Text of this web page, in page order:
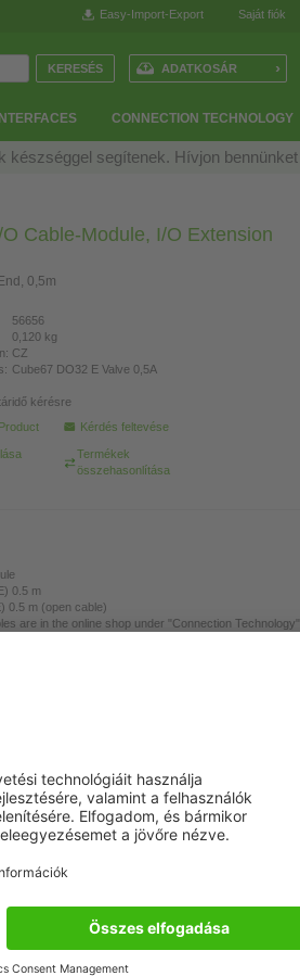
Saját fiók
Easy-Import-Export
INTERFACES CONNECTION TECHNOLOGY
ADATKOSÁR ›
készséggel segítenek. Hívjon bennünket
Cable-Module, I/O Extension
0,5m
56656
0,120 kg
CZ
Cube67 DO32 E Valve 0,5A
kérésre
Kérdés feltevése
Termékek
összehasonlítása
0.5 m
0.5 m (open cable)
are in the online shop under "Connection Technology".
a terméket
Rendszerkábel